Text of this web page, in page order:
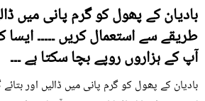
بادیان کے پھول کو گرم پانی میں
طریقے سے استعمال کریں ۔۔۔۔۔
آپ کے ہزاروں روپے بچا سکتا ہے ۔۔۔
بادیان کے پھول کو گرم پانی میں ڈالیں اور